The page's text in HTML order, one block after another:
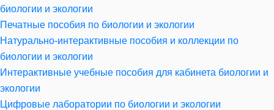
биологии и экологии
Печатные пособия по биологии и экологии
Натурально-интерактивные пособия и коллекции по
биологии и экологии
Интерактивные учебные пособия для кабинета биологии и
экологии
Цифровые лаборатории по биологии и экологии